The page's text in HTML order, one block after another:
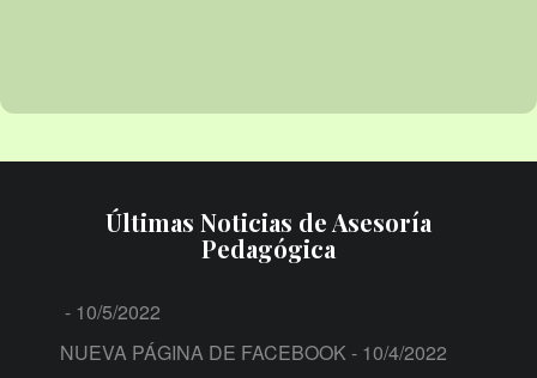
Últimas Noticias de Asesoría
Pedagógica
- 10/5/2022
NUEVA PÁGINA DE FACEBOOK - 10/4/2022